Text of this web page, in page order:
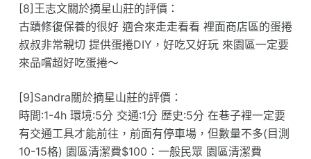
[8]王志文關於摘星山莊的評價：
古蹟修復保養的很好 適合來走走看看 裡面商店區的蛋捲
叔叔非常親切 提供蛋捲DIY，好吃又好玩 來園區一定要
來品嚐超好吃蛋捲～
[9]Sandra關於摘星山莊的評價：
時間:1-4h 環境:5分 交通:1分 歷史:5分 在巷子裡一定要
有交通工具才能前往，前面有停車場，但數量不多(目測
10-15格) 園區清潔費$100：一般民眾 園區清潔費